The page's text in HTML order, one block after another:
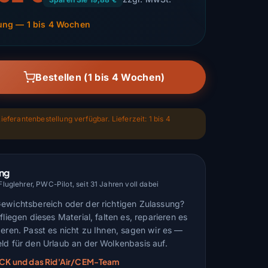
— 1 bis 4 Wochen
Bestellen (1 bis 4 Wochen)
verfügbar. Lieferzeit: 1 bis 4
PWC-Pilot, seit 31 Jahren voll dabei
oder der richtigen Zulassung?
dieses Material, falten es, reparieren es
Passt es nicht zu Ihnen, sagen wir es —
für den Urlaub an der Wolkenbasis auf.
und das Rid'Air/CEM-Team